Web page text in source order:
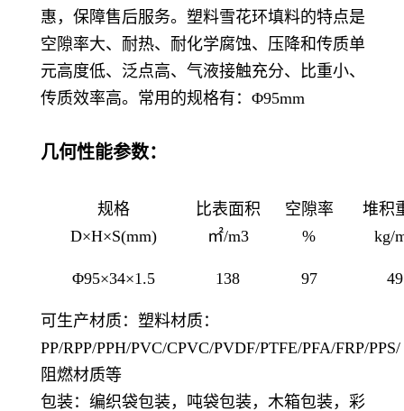
惠，保障售后服务。塑料雪花环填料的特点是
空隙率大、耐热、耐化学腐蚀、压降和传质单
元高度低、泛点高、气液接触充分、比重小、
传质效率高。常用的规格有： Φ95mm
几何性能参数：
规格
D×H×S(mm)
比表面积
㎡/m3
空隙率
%
堆积
kg/
Φ95×34×1.5 138 97 49
可生产材质：塑料材质：
PP/RPP/PPH/PVC/CPVC/PVDF/PTFE/PFA/FRP/PPS/
阻燃材质等
包装：编织袋包装，吨袋包装，木箱包装，彩